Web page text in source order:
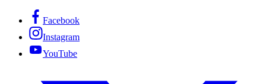
Facebook
Instagram
YouTube